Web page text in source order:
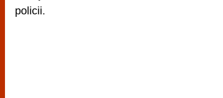
policii.